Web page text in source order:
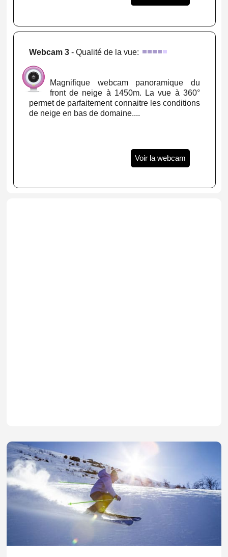
Webcam 3 - Qualité de la vue:
Magnifique webcam panoramique du
front de neige à 1450m. La vue à 360°
permet de parfaitement connaitre les conditions
de neige en bas de domaine....
Voir la webcam